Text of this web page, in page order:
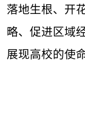
落地生根、开
略、促进区域
展现高校的使